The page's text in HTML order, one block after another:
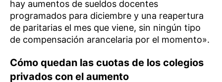
hay aumentos de sueldos docentes
programados para diciembre y una reapertura
de paritarias el mes que viene, sin ningún tipo
de compensación arancelaria por el momento».
Cómo quedan las cuotas de los colegios
privados con el aumento